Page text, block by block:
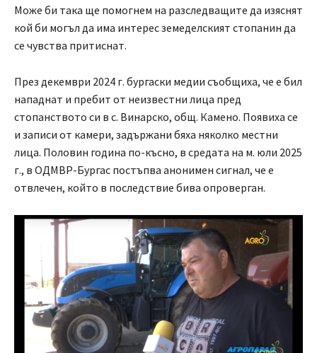
Може би така ще помогнем на разследващите да изяснят
кой би могъл да има интерес земеделският стопанин да
се чувства притиснат.
През декември 2024 г. бургаски медии съобщиха, че е бил
нападнат и пребит от неизвестни лица пред
стопанството си в с. Винарско, общ. Камено. Появиха се
и записи от камери, задържани бяха няколко местни
лица. Половин година по-късно, в средата на м. юли 2025
г., в ОДМВР-Бургас постъпва анонимен сигнал, че е
отвлечен, който в последствие бива опроверган.